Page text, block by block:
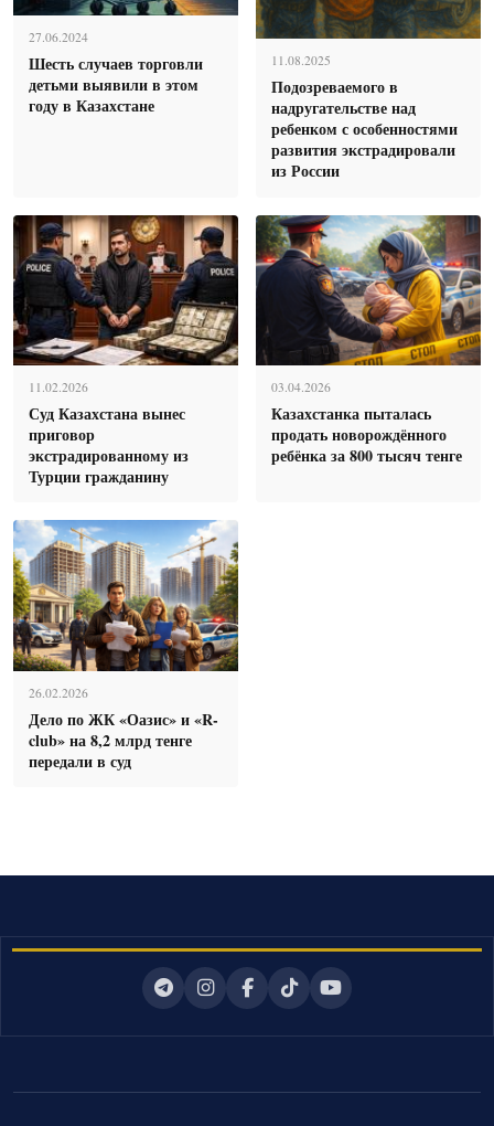
27.06.2024
Шесть случаев торговли
детьми выявили в этом
году в Казахстане
11.08.2025
Подозреваемого в
надругательстве над
ребенком с особенностями
развития экстрадировали
из России
11.02.2026
Суд Казахстана вынес
приговор
экстрадированному из
Турции гражданину
03.04.2026
Казахстанка пыталась
продать новорождённого
ребёнка за 800 тысяч тенге
26.02.2026
Дело по ЖК «Оазис» и «R-
club» на 8,2 млрд тенге
передали в суд